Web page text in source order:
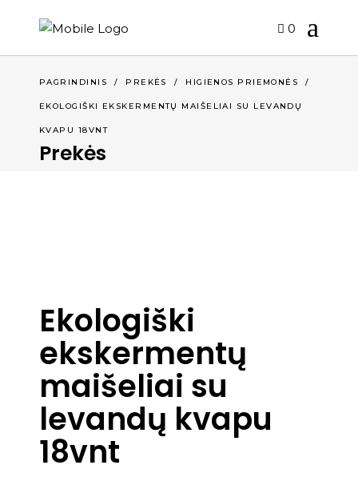
0
PAGRINDINIS / PREKĖS / HIGIENOS PRIEMONĖS /
EKOLOGIŠKI EKSKERMENTŲ MAIŠELIAI SU LEVANDŲ
KVAPU 18VNT
Prekės
Ekologiški
ekskermentų
maišeliai su
levandų kvapu
18vnt